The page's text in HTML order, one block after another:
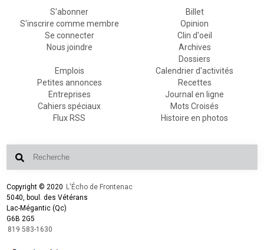
S'abonner
S'inscrire comme membre
Se connecter
Nous joindre
Billet
Opinion
Clin d'oeil
Archives
Dossiers
Emplois
Petites annonces
Entreprises
Cahiers spéciaux
Flux RSS
Calendrier d'activités
Recettes
Journal en ligne
Mots Croisés
Histoire en photos
Copyright © 2020 L'Écho de Frontenac
5040, boul. des Vétérans
Lac-Mégantic (Qc)
G6B 2G5
819 583-1630